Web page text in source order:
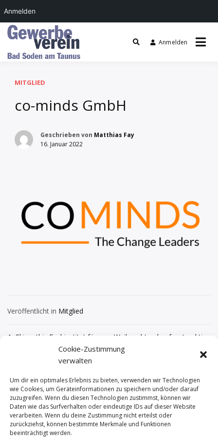
Cookie-Zustimmung
verwalten
Um dir ein optimales Erlebnis zu bieten, verwenden wir Technologien
wie Cookies, um Geräteinformationen zu speichern und/oder darauf
zuzugreifen. Wenn du diesen Technologien zustimmst, können wir
Daten wie das Surfverhalten oder eindeutige IDs auf dieser Website
verarbeiten. Wenn du deine Zustimmung nicht erteilst oder
zurückziehst, können bestimmte Merkmale und Funktionen
beeinträchtigt werden.
Zum
Inhalt
Anmelden
MITGLIED
co-minds GmbH
Geschrieben von Matthias Fay
16. Januar 2022
Veröffentlicht in Mitglied
Beitragsnavigation
Skinaethic Fachinstitut für
apparative Kosmetik
Weihnachtsschaufensteraktion
Anmelden